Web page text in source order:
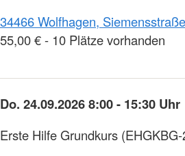
34466 Wolfhagen,
55,00 € - 10 Plätze vorhanden
Do. 24.09.2026 8:00 - 15:30 Uhr
Erste Hilfe Grundkurs